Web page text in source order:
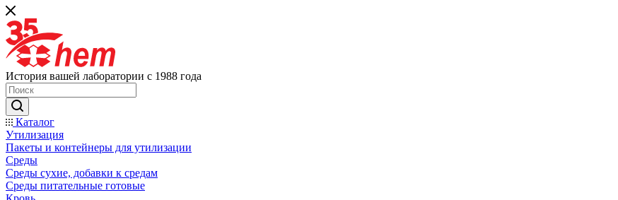
История вашей лаборатории с 1988 года
Каталог
Утилизация
Пакеты и контейнеры для утилизации
Среды
Среды сухие, добавки к средам
Среды питательные готовые